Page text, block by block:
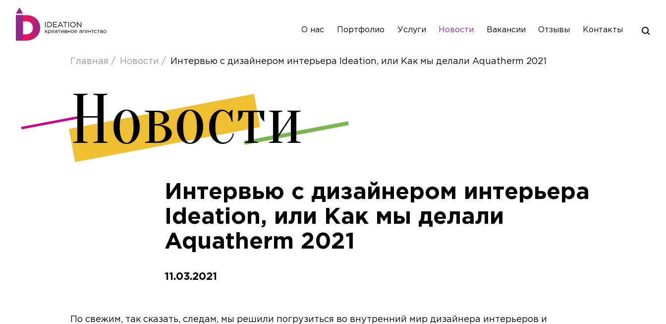
О нас Портфолио Услуги Новости Вакансии Отзывы Контакты
Главная Новости Интервью с дизайнером интерьера Ideation, или Как мы делали Aquatherm 2021
Новости
Интервью с дизайнером интерьера
Ideation, или Как мы делали
Aquatherm 2021
11.03.2021
По свежим, так сказать, следам, мы решили погрузиться во внутренний мир дизайнера интерьеров и